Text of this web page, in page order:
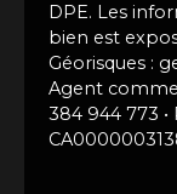
DPE. Les
bien est
Géorisques :
Agent
384 944 773 •